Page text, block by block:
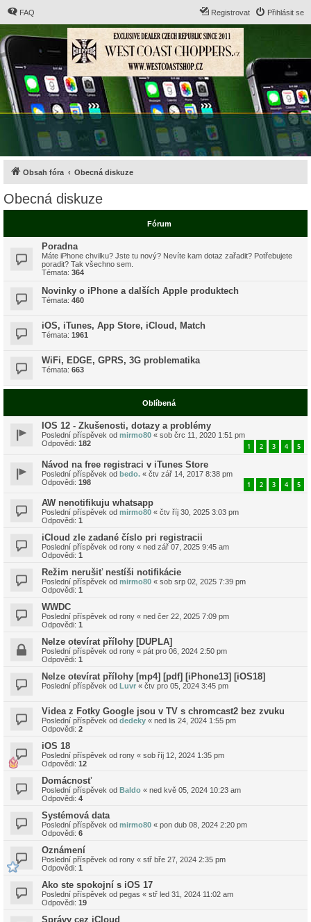
FAQ Přihlásit se
Registrovat
Obsah fóra Obecná diskuze
Obecná diskuze
Fórum
Poradna
Máte iPhone chvilku? Jste tu nový? Nevíte kam dotaz zařadit? Potřebujete
poradit? Tak všechno sem.
Témata: 364
Novinky o iPhone a dalších Apple produktech
Témata: 460
iOS, iTunes, App Store, iCloud, Match
Témata: 1961
WiFi, EDGE, GPRS, 3G problematika
Témata: 663
Oblíbená
IOS 12 - Zkušenosti, dotazy a problémy
Poslední příspěvek od mirmo80 « sob črc 11, 2020 1:51 pm
Odpovědi: 182 1 2 3 4 5
Návod na free registraci v iTunes Store
Poslední příspěvek od bedo. « čtv zář 14, 2017 8:38 pm
Odpovědi: 198 1 2 3 4 5
AW nenotifikuju whatsapp
Poslední příspěvek od mirmo80 « čtv říj 30, 2025 3:03 pm
Odpovědi: 1
iCloud zle zadané číslo pri registracii
Poslední příspěvek od rony « ned zář 07, 2025 9:45 am
Odpovědi: 1
Režim nerušiť nestíši notifikácie
Poslední příspěvek od mirmo80 « sob srp 02, 2025 7:39 pm
Odpovědi: 1
WWDC
Poslední příspěvek od rony « ned čer 22, 2025 7:09 pm
Odpovědi: 1
Nelze otevírat přílohy [DUPLA]
Poslední příspěvek od rony « pát pro 06, 2024 2:50 pm
Odpovědi: 1
Nelze otevírat přílohy [mp4] [pdf] [iPhone13] [iOS18]
Poslední příspěvek od Luvr « čtv pro 05, 2024 3:45 pm
Videa z Fotky Google jsou v TV s chromcast2 bez zvuku
Poslední příspěvek od dedeky « ned lis 24, 2024 1:55 pm
Odpovědi: 2
iOS 18
Poslední příspěvek od rony « sob říj 12, 2024 1:35 pm
Odpovědi: 12
Domácnosť
Poslední příspěvek od Baldo « ned kvě 05, 2024 10:23 am
Odpovědi: 4
Systémová data
Poslední příspěvek od mirmo80 « pon dub 08, 2024 2:20 pm
Odpovědi: 6
Oznámení
Poslední příspěvek od rony « stř bře 27, 2024 2:35 pm
Odpovědi: 1
Ako ste spokojní s iOS 17
Poslední příspěvek od pegas « stř led 31, 2024 11:02 am
Odpovědi: 19
Správy cez iCloud